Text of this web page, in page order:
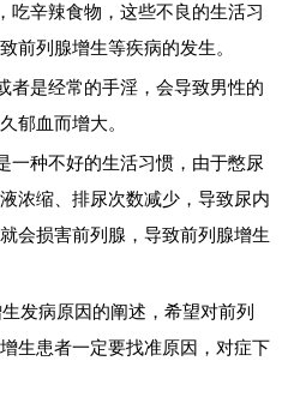
吃辛辣食物，这些不良的生活习
前列腺增生等疾病的发生。
者是经常的手淫，会导致男性的
郁血而增大。
一种不好的生活习惯，由于憋尿
浓缩、排尿次数减少，导致尿内
会损害前列腺，导致前列腺增生
发病原因的阐述，希望对前列
生患者一定要找准原因，对症下